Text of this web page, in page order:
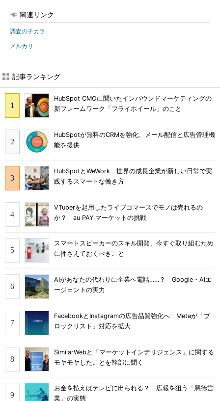
関連リンク
調査のチカラ
メルカリ
記事ランキング
HubSpot CMOに聞いたインバウンドマーケティングの
新フレームワーク「フライホイール」のこと
HubSpotが無料のCRMを強化、メール配信と広告管理機
能を提供
HubSpotとWeWork 世界の成長企業が新しい日常で実
践するスマートな働き方
VTuberを起用したライブコマースでモノは売れるの
か？ au PAY マーケットの挑戦
スマートスピーカーのスキル開発、今すぐ取り組むため
に押さえておくべきこと
AIがあなたの代わりに企業へ電話……？ Google・AIエ
ージェントの実力
FacebookとInstagramの広告品質強化へ Metaが「ブ
ロックリスト」対応を拡大
SimilarWebと「マーケットインテリジェンス」に関する
モヤモヤしたことを幹部に聞く
お金を払えばテレビに出られる？ 広報を狙う「悪徳営
業」の実態